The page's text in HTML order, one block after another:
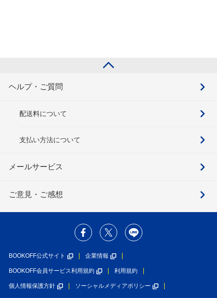
ヘルプ・ご質問
配送料について
支払い方法について
メールサービス
ご意見・ご感想
BOOKOFF公式サイト 企業情報
BOOKOFF会員サービス利用規約 利用規約
個人情報保護方針 ソーシャルメディアポリシー